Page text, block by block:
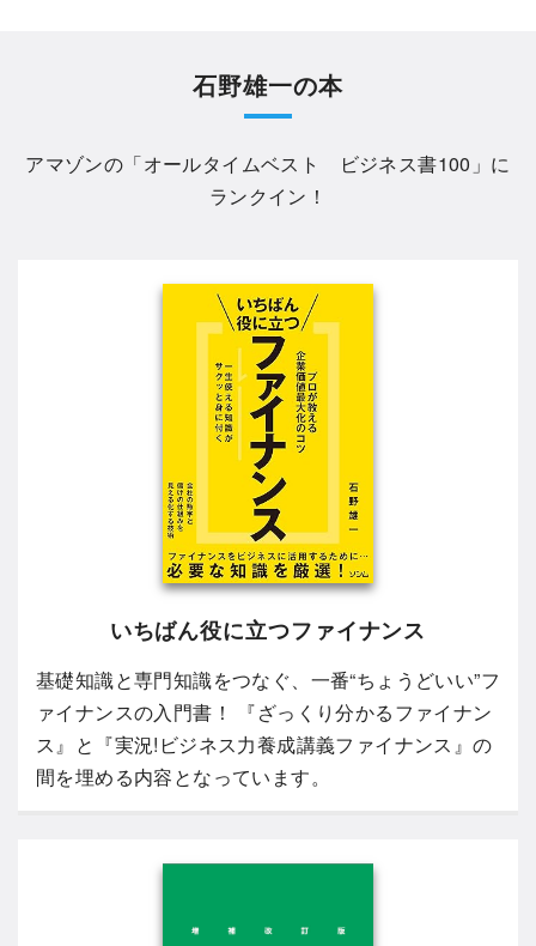
石野雄一の本
アマゾンの「オールタイムベスト ビジネス書100 」に
ランクイン！
いちばん役に立つファイナンス
基礎知識と専門知識をつなぐ、一番“ちょうどいい”フ
ァイナンスの入門書！ 『ざっくり分かるファイナン
ス』と『実況!ビジネス力養成講義ファイナンス』の
間を埋める内容となっています。